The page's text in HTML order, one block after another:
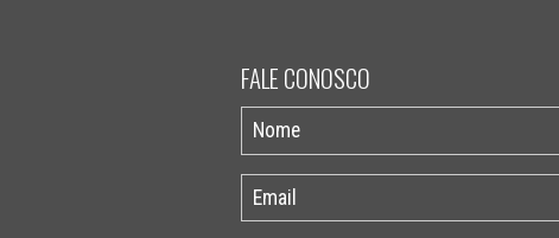
FALE CONOSCO